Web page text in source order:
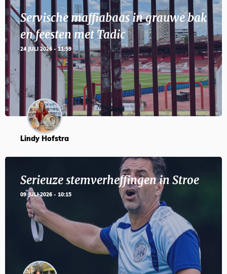
Servische maffiabaas in grauwe bak
en feesten met Tadic
24 JULI 2026 - 11:59
Lindy Hofstra
Serieuze stemverheffingen in Stroe
09 JULI 2026 - 10:15